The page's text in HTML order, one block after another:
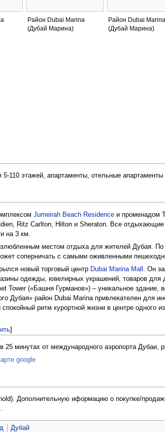
Район Dubai Marina
(Дубай Марина)
Район Dubai Marina
(Дубай Марина)
5-110 этажей, апартаменты, отельные апартаменты
Jumeirah Beach Residenceи променадом
Ritz Carlton, Hilton и Sheraton. Все
на 3 км.
местом отдыха для жителей Дубая.
соперничать с самыми оживленными
новый торговый центр Dubai Marina Mall . Он
одежды, ювелирных украшений, товаров
Tower («Башня Гурманов») – уникальное
Дубая» район Dubai Marina привлекателен для
ритм курортной жизни в центре одного
]
25 минутах от международного аэропорта Дубаи,
google
Дополнительную иформацию о покупке/
.
Дубай